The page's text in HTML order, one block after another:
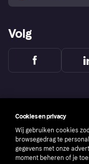
Volg
Cookies en privacy
Wij gebruiken cookies
browsegedrag te
gegevens met onze
moment beheren of je